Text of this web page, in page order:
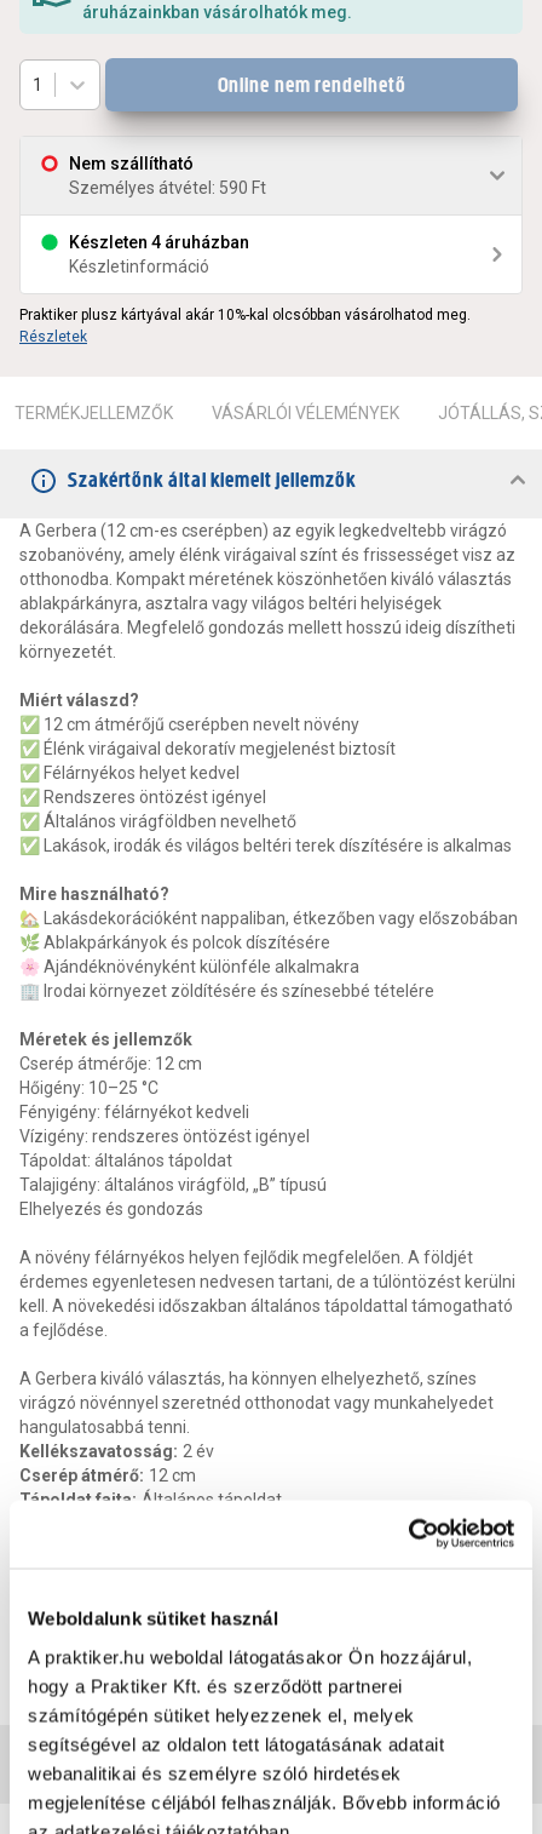
Weboldalunk sütiket használ
A praktiker.hu weboldal látogatásakor Ön hozzájárul,
hogy a Praktiker Kft. és szerződött partnerei
számítógépén sütiket helyezzenek el, melyek
segítségével az oldalon tett látogatásának adatait
webanalitikai és személyre szóló hirdetések
megjelenítése céljából felhasználják. Bővebb információ
áruházainkban vásárolhatók meg.
Nem szállítható
Személyes átvétel: 590 Ft
Készleten 4 áruházban
Készletinformáció
1 Online nem rendelhető
Praktiker plusz kártyával akár 10%-kal olcsóbban vásárolhatod meg.
Részletek
TERMÉKJELLEMZŐK VÁSÁRLÓI VÉLEMÉNYEK JÓTÁLLÁS,
Szakértőnk által kiemelt jellemzők
A Gerbera (12 cm-es cserépben) az egyik legkedveltebb virágzó
szobanövény, amely élénk virágaival színt és frissességet visz az
otthonodba. Kompakt méretének köszönhetően kiváló választás
ablakpárkányra, asztalra vagy világos beltéri helyiségek
dekorálására. Megfelelő gondozás mellett hosszú ideig díszítheti
környezetét.
Miért válaszd?
✅ 12 cm átmérőjű cserépben nevelt növény
✅ Élénk virágaival dekoratív megjelenést biztosít
✅ Félárnyékos helyet kedvel
✅ Rendszeres öntözést igényel
✅ Általános virágföldben nevelhető
✅ Lakások, irodák és világos beltéri terek díszítésére is alkalmas
Mire használható?
🏡 Lakásdekorációként nappaliban, étkezőben vagy előszobában
🌿 Ablakpárkányok és polcok díszítésére
🌸 Ajándéknövényként különféle alkalmakra
🏢 Irodai környezet zöldítésére és színesebbé tételére
Méretek és jellemzők
Cserép átmérője: 12 cm
Hőigény: 10–25 °C
Fényigény: félárnyékot kedveli
Vízigény: rendszeres öntözést igényel
Tápoldat: általános tápoldat
Talajigény: általános virágföld, „B” típusú
Elhelyezés és gondozás
A növény félárnyékos helyen fejlődik megfelelően. A földjét
érdemes egyenletesen nedvesen tartani, de a túlöntözést kerülni
kell. A növekedési időszakban általános tápoldattal támogatható
a fejlődése.
A Gerbera kiváló választás, ha könnyen elhelyezhető, színes
virágzó növénnyel szeretnéd otthonodat vagy munkahelyedet
hangulatosabbá tenni.
Kellékszavatosság: 2 év
Cserép átmérő: 12 cm
Tápoldat fajta: Általános tápoldat
Termék méret magasság: 35 cm
Termék méret szélesség: 12 cm
Termék méret mélysége: 12 cm
EAN: 5999556391241
Vásárlói vélemények